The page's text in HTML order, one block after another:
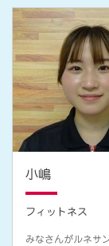
小嶋
フィットネス
みなさんがルネサ